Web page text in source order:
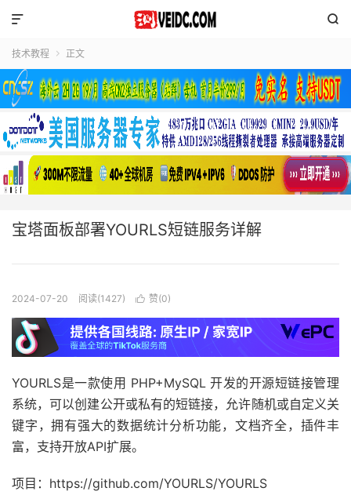


技术教程  正文
宝塔面板部署YOURLS短链服务详解
2024-07-20 阅读(1427)  赞(0)
YOURLS是一款使用 PHP+MySQL 开发的开源短链接管理
系统，可以创建公开或私有的短链接，允许随机或自定义关
键字，拥有强大的数据统计分析功能，文档齐全，插件丰
富，支持开放API扩展。
项目：https://github.com/YOURLS/YOURLS